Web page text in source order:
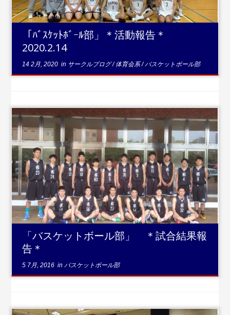
「ﾊﾞｽｹｯﾄﾎﾞｰﾙ部」＊活動報告＊
2020.2.14
14 2月, 2020 in サークルブログ/体育会系/バスケットボール部
...続きを
読む
「バスケットボール部」 ＊試合結果報
告＊
5 7月, 2016 inバスケットボール部